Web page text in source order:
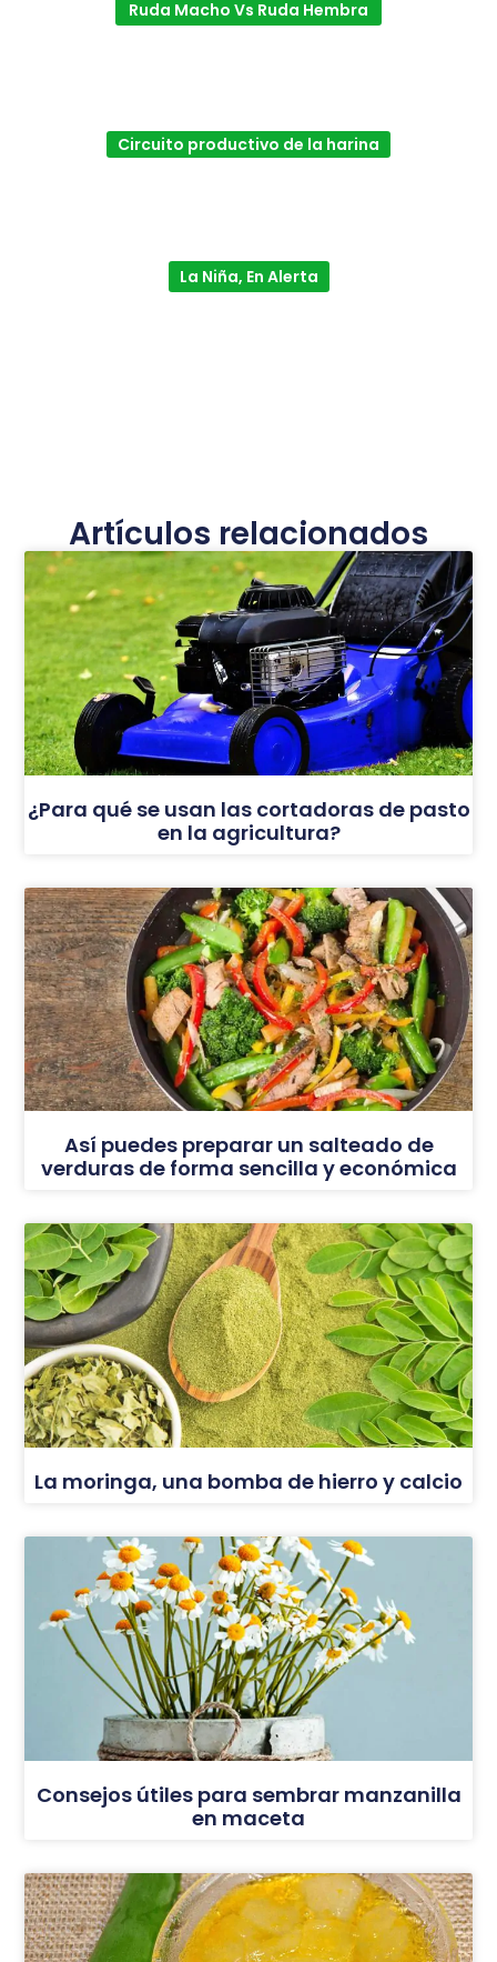
Ruda Macho Vs Ruda Hembra
Circuito productivo de la harina
La Niña, En Alerta
Artículos relacionados
¿Para qué se usan las cortadoras de pasto
en la agricultura?
Así puedes preparar un salteado de
verduras de forma sencilla y económica
La moringa, una bomba de hierro y calcio
Consejos útiles para sembrar manzanilla
en maceta